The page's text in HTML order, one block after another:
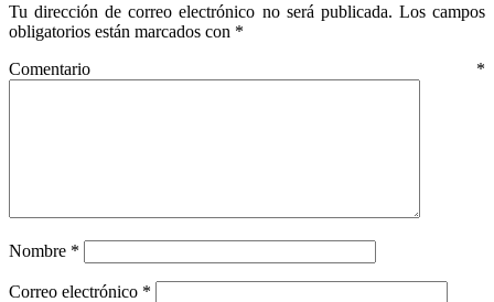
Tu dirección de correo electrónico no será publicada. Los campos
obligatorios están marcados con *
Comentario *
Nombre *
Correo electrónico *